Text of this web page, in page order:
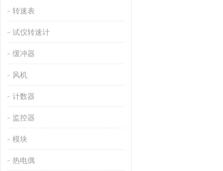
转速表
试仪转速计
缓冲器
风机
计数器
监控器
模块
热电偶